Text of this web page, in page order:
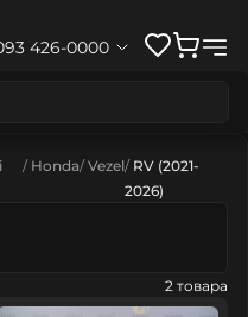
426-0000
Honda Vezel RV (2021-
2026)
2 товара